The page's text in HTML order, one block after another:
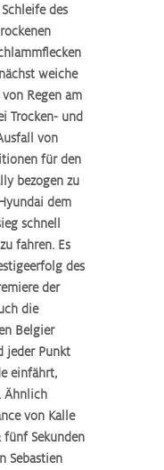
des
weiche
Regen am
Trocken- und
von
für den
bezogen zu
dem
schnell
fahren. Es
des
der
die
Belgier
jeder Punkt
einfährt,
Ähnlich
von Kalle
fünf Sekunden
Sebastien